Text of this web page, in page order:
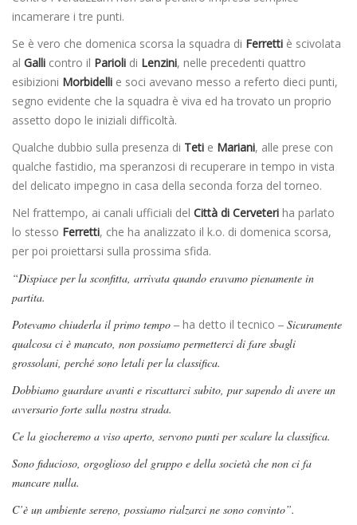
incamerare i tre punti.
Se è vero che domenica scorsa la squadra di Ferretti è scivolata
al Galli contro il Parioli di Lenzini, nelle precedenti quattro
esibizioni Morbidelli e soci avevano messo a referto dieci punti,
segno evidente che la squadra è viva ed ha trovato un proprio
assetto dopo le iniziali difficoltà.
Qualche dubbio sulla presenza di Teti e Mariani, alle prese con
qualche fastidio, ma speranzosi di recuperare in tempo in vista
del delicato impegno in casa della seconda forza del torneo.
Nel frattempo, ai canali ufficiali del Città di Cerveteri ha parlato
lo stesso Ferretti, che ha analizzato il k.o. di domenica scorsa,
per poi proiettarsi sulla prossima sfida.
“Dispiace per la sconfitta, arrivata quando eravamo pienamente in
partita.
Potevamo chiuderla il primo tempo – ha detto il tecnico – Sicuramente
qualcosa ci è mancato, non possiamo permetterci di fare sbagli
grossolani, perché sono letali per la classifica.
Dobbiamo guardare avanti e riscattarci subito, pur sapendo di avere un
avversario forte sulla nostra strada.
Ce la giocheremo a viso aperto, servono punti per scalare la classifica.
Sono fiducioso, orgoglioso del gruppo e della società che non ci fa
mancare nulla.
C’è un ambiente sereno, possiamo rialzarci ne sono convinto”.